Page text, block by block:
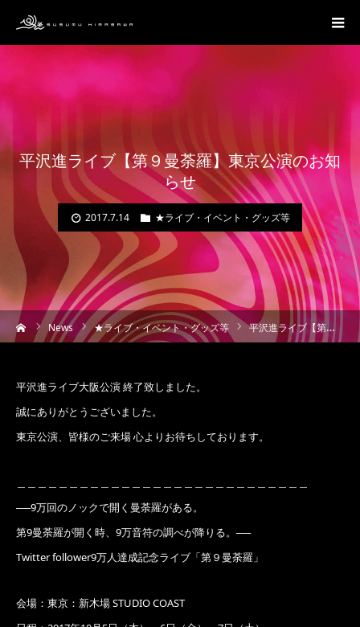
平沢進ライブ【第９曼荼羅】東京公演のお知
らせ
2017.7.14 ★ライブ・イベント・グッズ等
News ★ライブ・イベント・グッズ等 平沢進ライブ【第９曼荼羅】東京公演のお知らせ
平沢進ライブ大阪公演 終了致しました。
誠にありがとうございました。
東京公演、皆様のご来場 心よりお待ちしております。
──9万回のノックで開く曼荼羅がある。
第9曼荼羅が開く時、9万音符の調べが降りる。──
Twitter follower9万人達成記念ライブ「第９曼荼羅」
会場：東京：新木場 STUDIO COAST